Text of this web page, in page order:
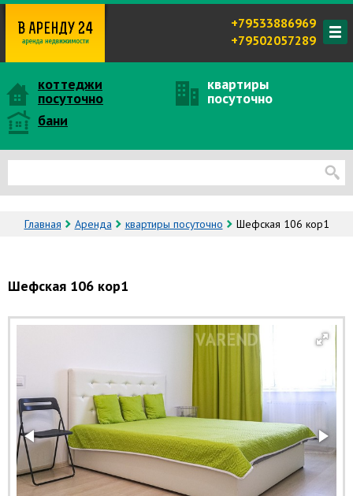
+79533886969
+79502057289
коттеджи
посуточно
квартиры
посуточно
бани
Главная Аренда квартиры посуточно Шефская 106 кор1
Шефская 106 кор1